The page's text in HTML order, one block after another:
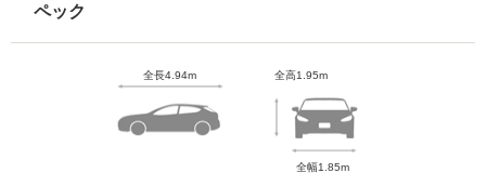
ペック
全長4.94m 全高1.95m
全幅1.85m